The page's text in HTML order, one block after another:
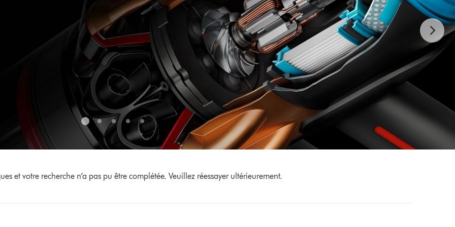
et votre recherche n’a pas pu être complétée. Veuillez réessayer ultérieurement.